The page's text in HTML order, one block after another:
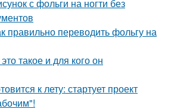
с фольги на ногти без
правильно переводить фольгу на
такое и для кого он
к лету: стартует проект